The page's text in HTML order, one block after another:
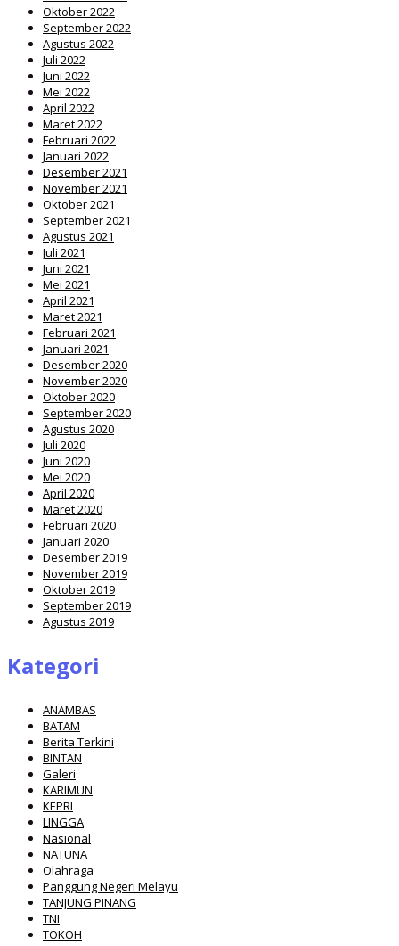
Oktober 2022
September 2022
Agustus 2022
Juli 2022
Juni 2022
Mei 2022
April 2022
Maret 2022
Februari 2022
Januari 2022
Desember 2021
November 2021
Oktober 2021
September 2021
Agustus 2021
Juli 2021
Juni 2021
Mei 2021
April 2021
Maret 2021
Februari 2021
Januari 2021
Desember 2020
November 2020
Oktober 2020
September 2020
Agustus 2020
Juli 2020
Juni 2020
Mei 2020
April 2020
Maret 2020
Februari 2020
Januari 2020
Desember 2019
November 2019
Oktober 2019
September 2019
Agustus 2019
Kategori
ANAMBAS
BATAM
Berita Terkini
BINTAN
Galeri
KARIMUN
KEPRI
LINGGA
Nasional
NATUNA
Olahraga
Panggung Negeri Melayu
TANJUNG PINANG
TNI
TOKOH